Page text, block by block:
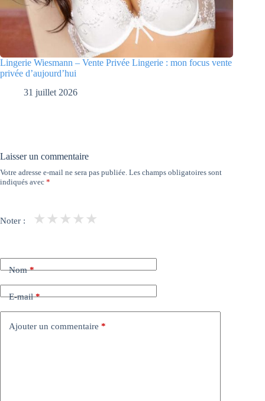
Lingerie Wiesmann – Vente Privée Lingerie : mon focus vente
privée d’aujourd’hui
31 juillet 2026
Laisser un commentaire
Votre adresse e-mail ne sera pas publiée. Les champs obligatoires sont
indiqués avec *
Noter : ★
★
★
★
★
Nom*
E-mail*
Ajouter un commentaire *